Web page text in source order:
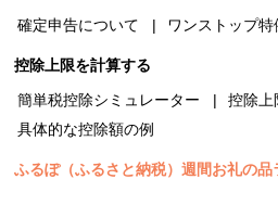
確定申告について
ワンストップ
控除上限を計算する
簡単税控除シミュレーター
控除上
具体的な控除額の例
ふるぽ（ふるさと納税）週間お礼の品